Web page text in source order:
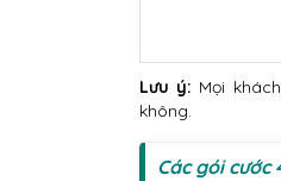
Lưu ý: Mọi
không.
Các gói cước